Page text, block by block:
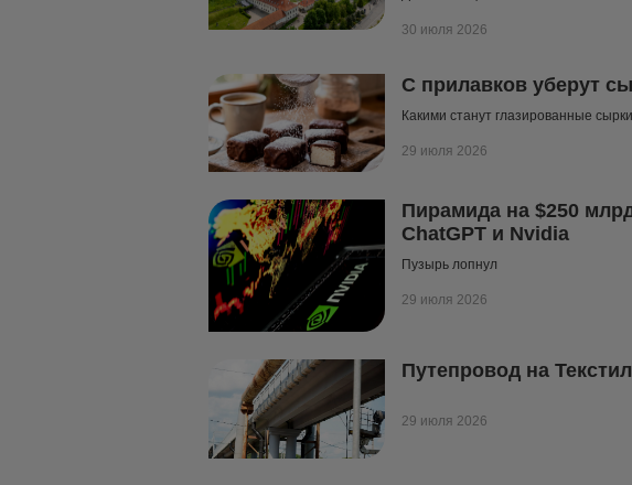
30 июля 2026
С прилавков уберут
Какими станут глазированные сырки
29 июля 2026
Пирамида на $250
ChatGPT и Nvidia
Пузырь лопнул
29 июля 2026
Путепровод на
29 июля 2026